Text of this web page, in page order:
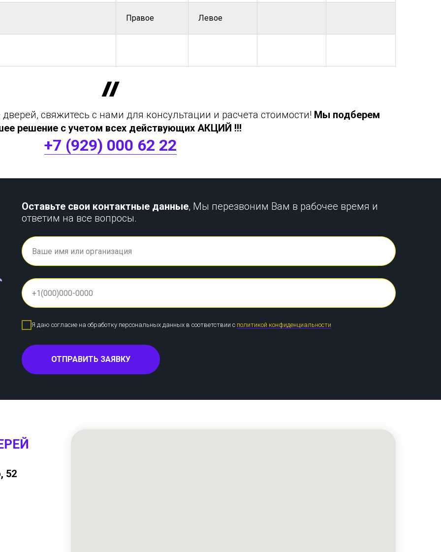
Правое Левое
свяжитесь с нами для консультации и расчета стоимости! Мы подберем
решение с учетом всех действующих АКЦИЙ !!!
+7 (929) 000 62 22
Оставьте свои контактные данные, Мы перезвоним Вам в рабочее время и
ответим на все вопросы.
Я даю согласие на обработку персональных данных в соответствии с политикой конфиденциальности
ОТПРАВИТЬ ЗАЯВКУ
52